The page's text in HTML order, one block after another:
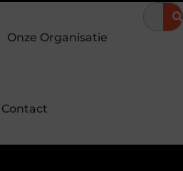
Hoe een landingspagina laten
Onze Organisatie
Contact